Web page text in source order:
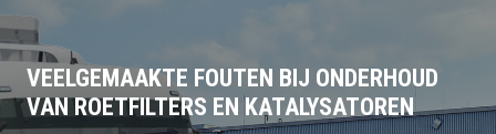
VEELGEMAAKTE FOUTEN BIJ ONDERHOUD
VAN ROETFILTERS EN KATALYSATOREN